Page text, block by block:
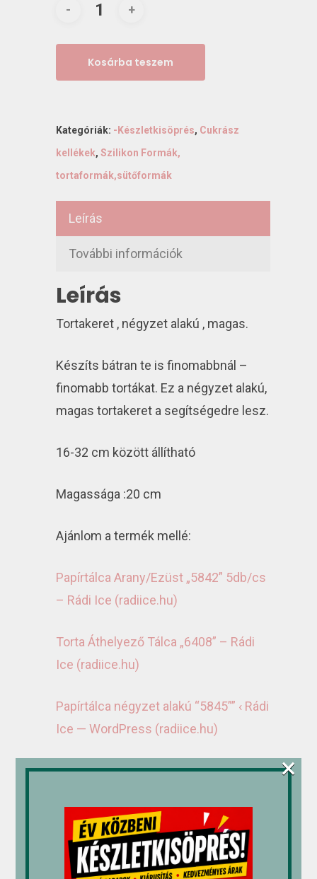
Kosárba teszem
Kategóriák: -Készletkisöprés, Cukrász
kellékek, Szilikon Formák,
tortaformák,sütőformák
Leírás
További információk
Leírás
Tortakeret , négyzet alakú , magas.
Készíts bátran te is finomabbnál –
finomabb tortákat. Ez a négyzet alakú,
magas tortakeret a segítségedre lesz.
16-32 cm között állítható
Magassága :20 cm
Ajánlom a termék mellé:
Papírtálca Arany/Ezüst „5842” 5db/cs
– Rádi Ice (radiice.hu)
Torta Áthelyező Tálca „6408” – Rádi
Ice (radiice.hu)
Papírtálca négyzet alakú “5845”” ‹ Rádi
Ice — WordPress (radiice.hu)
Kapcsolódó termékek
×